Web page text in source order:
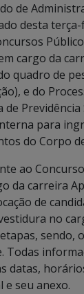
de
desta
cargo da
quadro de
e do
de
para
do Corpo
ao
da carreira
de
no
sendo,
Todas
datas,
e seu anexo.